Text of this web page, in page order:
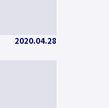
2020.04.28